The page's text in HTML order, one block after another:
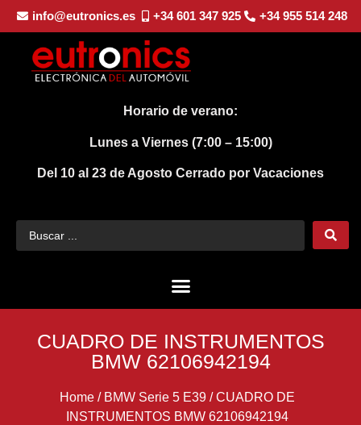
info@eutronics.es +34 601 347 925 +34 955 514 248
Horario de verano:
Lunes a Viernes (7:00 – 15:00)
Del 10 al 23 de Agosto Cerrado por Vacaciones
CUADRO DE INSTRUMENTOS
BMW 62106942194
Home/ BMW Serie 5 E39/CUADRO DE
INSTRUMENTOS BMW 62106942194